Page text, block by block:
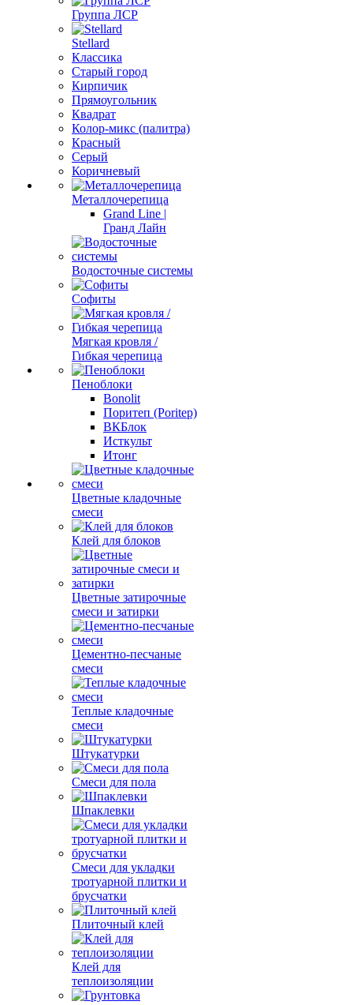
Группа ЛСР
Stellard
Классика
Старый город
Кирпичик
Прямоугольник
Квадрат
Колор-микс (палитра)
Красный
Серый
Коричневый
Металлочерепица
Grand Line |
Гранд Лайн
Водосточные системы
Софиты
Мягкая кровля /
Гибкая черепица
Пеноблоки
Bonolit
Поритеп (Poritep)
ВКБлок
Исткульт
Итонг
Цветные кладочные
смеси
Клей для блоков
Цветные затирочные
смеси и затирки
Цементно-песчаные
смеси
Теплые кладочные
смеси
Штукатурки
Смеси для пола
Шпаклевки
Смеси для укладки
тротуарной плитки и
брусчатки
Плиточный клей
Клей для
теплоизоляции